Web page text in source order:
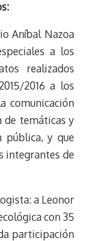
Aníbal Nazoa
a los
realizados
2016 a los
comunicación
de temáticas y
pública, y que
integrantes de
a Leonor
con 35
participación